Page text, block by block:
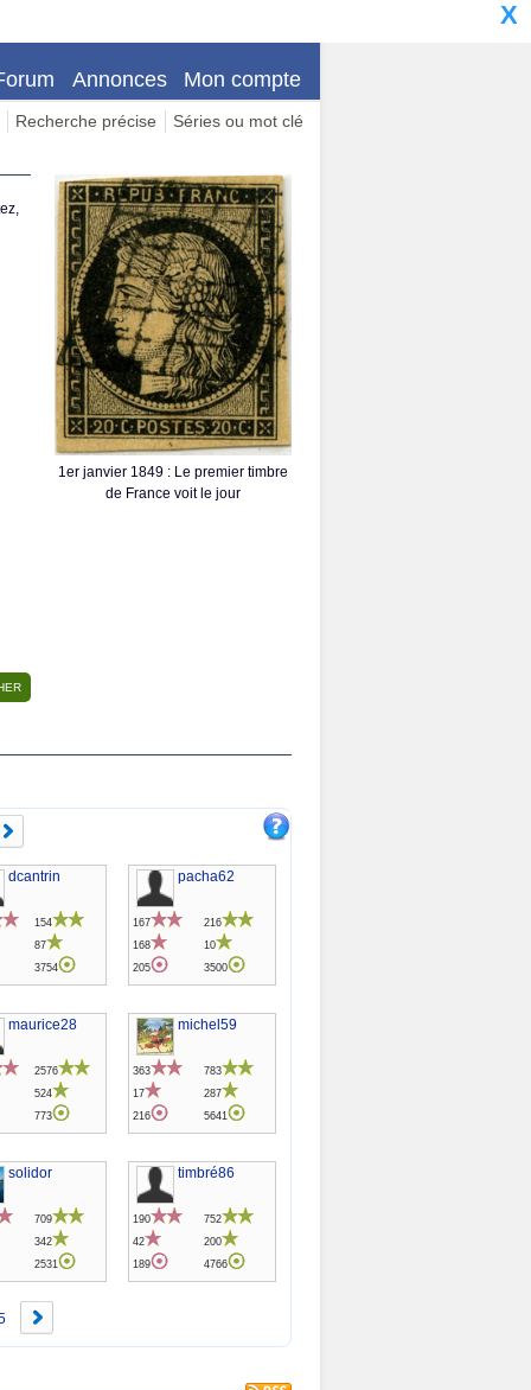
X
Annonces Mon compte
Recherche précise Séries ou mot clé
1er janvier 1849 : Le premier timbre
de France voit le jour
dcantrin
154
87
3754
pacha62
167
168
205
216
10
3500
maurice28
2576
524
773
michel59
363
17
216
783
287
5641
solidor
709
342
2531
timbré86
190
42
189
752
200
4766